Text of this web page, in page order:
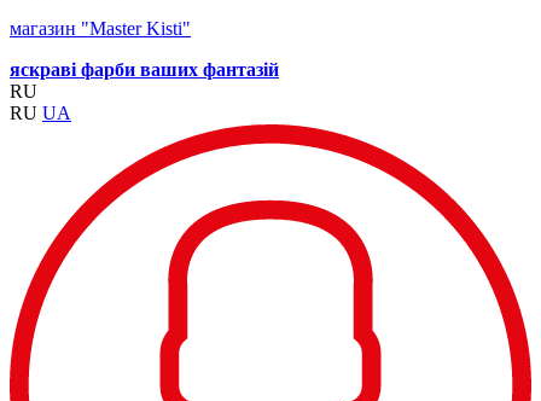
магазин "Master Kisti"
яскраві фарби ваших фантазій
RU
RU UA